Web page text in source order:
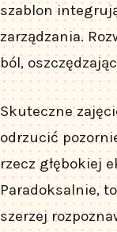
szablon
zarządzania.
ból,
Skuteczne
odrzucić
rzecz głębokiej
Paradoksalnie,
szerzej